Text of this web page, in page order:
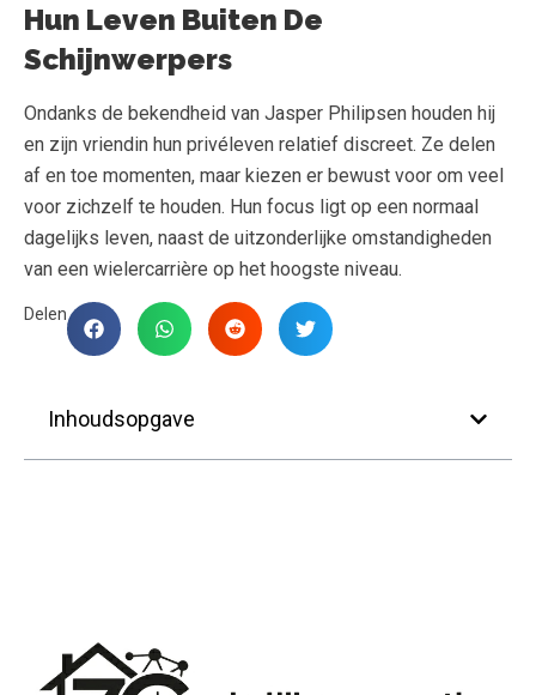
Hun Leven Buiten De
Schijnwerpers
Ondanks de bekendheid van Jasper Philipsen houden hij
en zijn vriendin hun privéleven relatief discreet. Ze delen
af en toe momenten, maar kiezen er bewust voor om veel
voor zichzelf te houden. Hun focus ligt op een normaal
dagelijks leven, naast de uitzonderlijke omstandigheden
van een wielercarrière op het hoogste niveau.
Delen
Inhoudsopgave